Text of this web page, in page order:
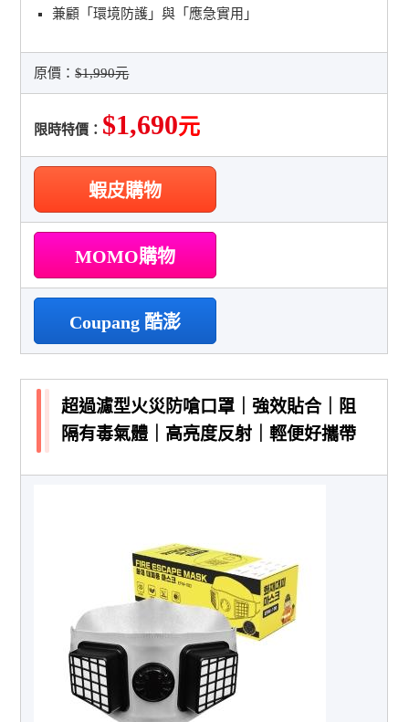
兼顧「環境防護」與「應急實用」
原價：$1,990元
限時特價： $1,690元
蝦皮購物
MOMO購物
Coupang 酷澎
超過濾型火災防嗆口罩｜強效貼合｜阻
隔有毒氣體｜高亮度反射｜輕便好攜帶